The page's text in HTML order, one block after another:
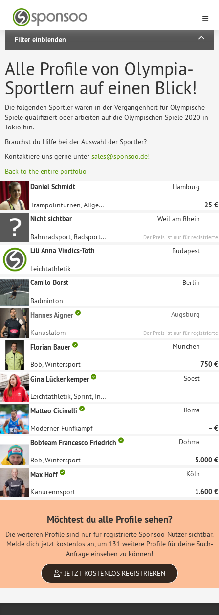
Filter einblenden
Alle Profile von Olympia-
Sportlern auf einen Blick!
Die folgenden Sportler waren in der Vergangenheit für Olympische
Spiele qualifiziert oder arbeiten auf die Olympischen Spiele 2020 in
Tokio hin.
Brauchst du Hilfe bei der Auswahl der Sportler?
Kontaktiere uns gerne unter sales@sponsoo.de!
Back to the entire portfolio
Daniel Schmidt
Hamburg
Trampolinturnen, Allgemeines Turnen
25 €
Nicht sichtbar
Weil am Rhein
Bahnradsport, Radsport, Behindertensport
Der Preis ist nur für registrierte
Unternehmen sichtbar
Lili Anna Vindics-Toth Budapest
Leichtathletik
Camilo Borst
Berlin
Badminton
Hannes Aigner
Augsburg
Kanuslalom
Der Preis ist nur für registrierte
Unternehmen sichtbar
Florian Bauer München
Bob, Wintersport
750 €
Gina Lückenkemper
Soest
Leichtathletik, Sprint, Influencer
Matteo Cicinelli
Roma
Moderner Fünfkampf
– €
Bobteam Francesco Friedrich
Dohma
Bob, Wintersport
5.000 €
Max Hoff
Köln
Kanurennsport 1.600 €
Möchtest du alle Profile sehen?
Die weiteren Profile sind nur für registrierte Sponsoo-Nutzer sichtbar.
Melde dich jetzt kostenlos an, um 131 weitere Profile für deine Such-
Anfrage einsehen zu können!
JETZT KOSTENLOS REGISTRIEREN